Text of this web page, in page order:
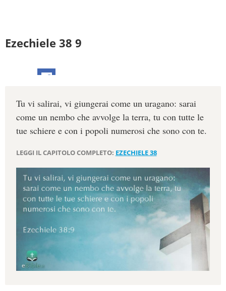
Ezechiele 38 9
Tu vi salirai, vi giungerai come un uragano: sarai
come un nembo che avvolge la terra, tu con tutte le
tue schiere e con i popoli numerosi che sono con te.
LEGGI IL CAPITOLO COMPLETO: EZECHIELE 38